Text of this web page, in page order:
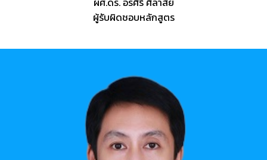
ผู้รับผิดชอบหลักสูตร